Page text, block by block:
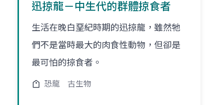
迅掠龍－中生代的群體掠食者
生活在晚白堊紀時期的迅掠龍，雖然牠
們不是當時最大的肉食性動物，但卻是
最可怕的掠食者。
恐龍 古生物